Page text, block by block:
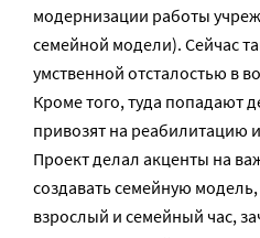
модернизации работы
семейной модели). Сейчас
умственной отсталостью в
Кроме того, туда попадают
привозят на реабилитацию
Проект делал акценты на
создавать семейную
взрослый и семейный час,